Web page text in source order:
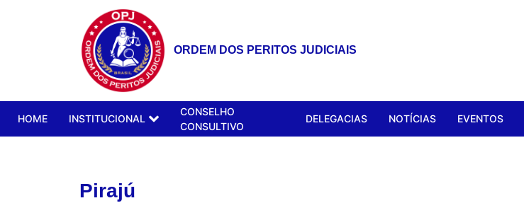
ORDEM DOS PERITOS JUDICIAIS
HOME INSTITUCIONAL
CONSELHO
CONSULTIVO
DELEGACIAS NOTÍCIAS EVENTOS
Pirajú